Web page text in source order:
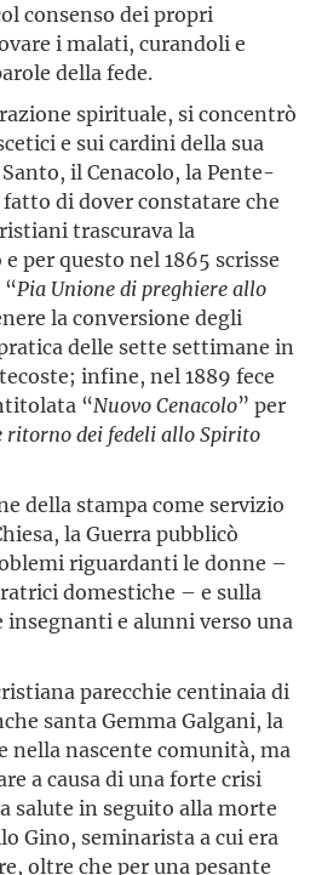
consenso dei propri
i malati, curandoli e
della fede.
spirituale, si concentrò
e sui cardini della sua
il Cenacolo, la Pente­
di dover constatare che
trascurava la
per questo nel 1865 scrisse
Pia Unione di preghiere allo
la conversione degli
delle sette settimane in
infine, nel 1889 fece
“Nuovo Cenacolo” per
ritorno dei fedeli allo Spirito
della stampa come servizio
la Guerra pubblicò
riguardanti le donne –
domestiche – e sulla
insegnanti e alunni verso una
parecchie centinaia di
santa Gemma Galgani, la
nella nascente comunità, ma
a causa di una forte crisi
salute in seguito alla morte
Gino, seminarista a cui era
oltre che per una pesante